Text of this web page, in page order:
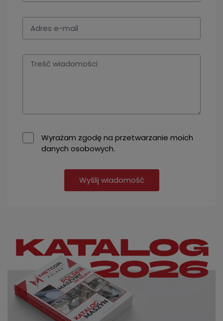
Wyrażam zgodę na przetwarzanie moich
danych osobowych.
Wyślij wiadomość